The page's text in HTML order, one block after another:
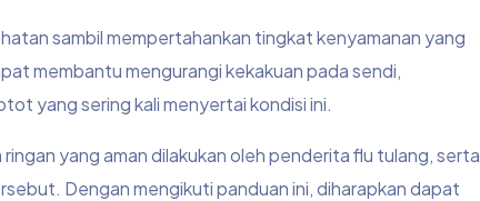
sambil mempertahankan tingkat kenyamanan yang
membantu mengurangi kekakuan pada sendi,
yang sering kali menyertai kondisi ini.
yang aman dilakukan oleh penderita flu tulang, serta
Dengan mengikuti panduan ini, diharapkan dapat